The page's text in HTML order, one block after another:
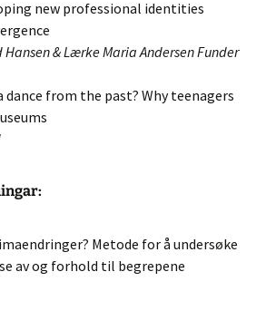
new professional identities
& Lærke Maria Andersen Funder
dance from the past? Why teenagers
Metode for å undersøke
av og forhold til begrepene